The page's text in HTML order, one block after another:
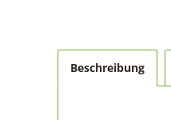
Beschreibung